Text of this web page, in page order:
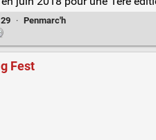
29 · Penmarc'h
Fest